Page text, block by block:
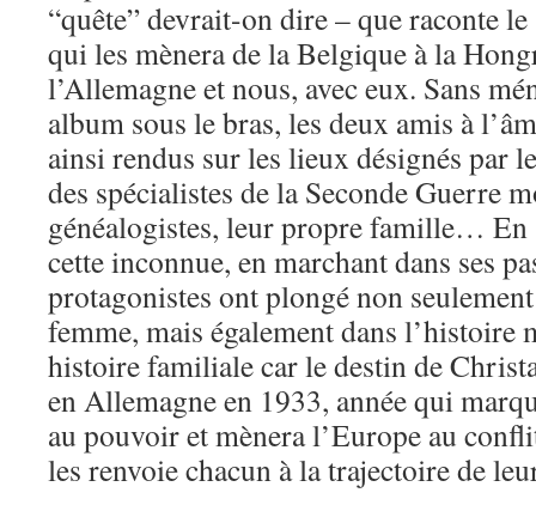
“quête” devrait-on dire – que raconte
qui les mènera de la Belgique à la
l’Allemagne et nous, avec eux. Sans
album sous le bras, les deux amis à
ainsi rendus sur les lieux désignés par
des spécialistes de la Seconde Guerre
généalogistes, leur propre famille… En
cette inconnue, en marchant dans ses
protagonistes ont plongé non
femme, mais également dans l’histoire
histoire familiale car le destin de
en Allemagne en 1933, année qui
au pouvoir et mènera l’Europe au
les renvoie chacun à la trajectoire de